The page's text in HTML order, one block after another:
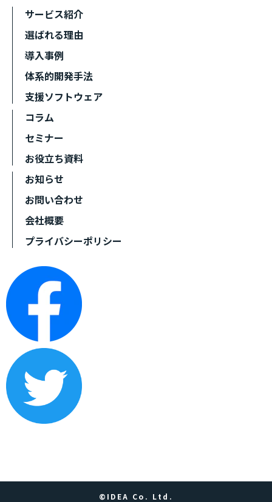
サービス紹介
選ばれる理由
導入事例
体系的開発手法
支援ソフトウェア
コラム
セミナー
お役立ち資料
お知らせ
お問い合わせ
会社概要
プライバシーポリシー
©IDEA Co. Ltd.